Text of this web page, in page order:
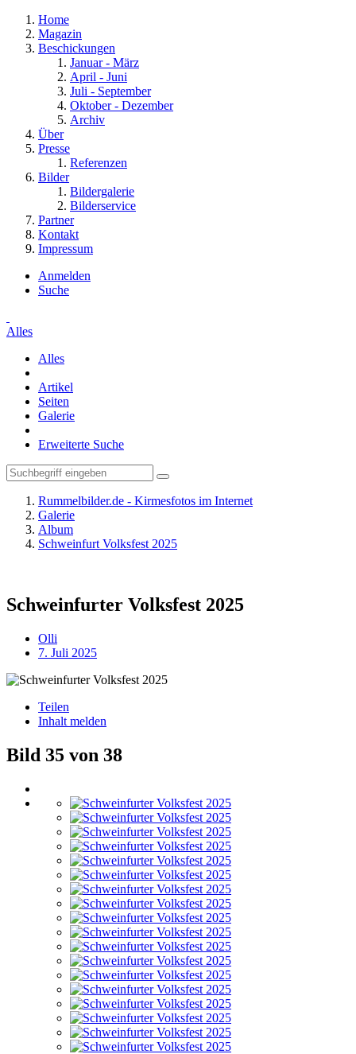
Home
Magazin
Beschickungen
Januar - März
April - Juni
Juli - September
Oktober - Dezember
Archiv
Über
Presse
Referenzen
Bilder
Bildergalerie
Bilderservice
Partner
Kontakt
Impressum
Anmelden
Suche
Alles
Alles
Artikel
Seiten
Galerie
Erweiterte Suche
Rummelbilder.de - Kirmesfotos im Internet
Galerie
Album
Schweinfurt Volksfest 2025
Schweinfurter Volksfest 2025
Olli
7. Juli 2025
Teilen
Inhalt melden
Bild 35 von 38